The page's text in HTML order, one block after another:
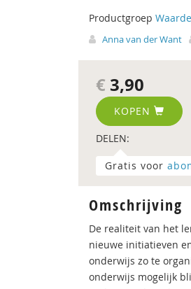
Productgroep
Anna van der Want
€ 3,90
KOPEN
DELEN:
Gratis voor
Omschrijving
De realiteit van het
nieuwe initiatieven
onderwijs zo te
onderwijs mogelijk